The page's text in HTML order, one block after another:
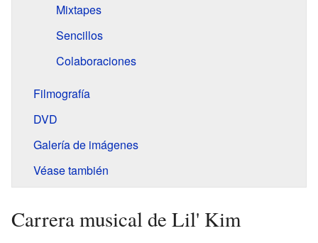
Mixtapes
Sencillos
Colaboraciones
Filmografía
DVD
Galería de imágenes
Véase también
Carrera musical de Lil' Kim